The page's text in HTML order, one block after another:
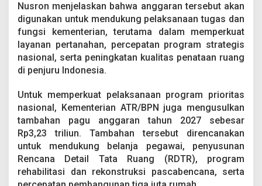
I
Nusron menjelaskan bahwa anggaran tersebut akan
digunakan untuk mendukung pelaksanaan tugas dan
fungsi kementerian, terutama dalam memperkuat
layanan pertanahan, percepatan program strategis
nasional, serta peningkatan kualitas penataan ruang
di penjuru Indonesia.
Untuk memperkuat pelaksanaan program prioritas
nasional, Kementerian ATR/BPN juga mengusulkan
tambahan pagu anggaran tahun 2027 sebesar
Rp3,23 triliun. Tambahan tersebut direncanakan
untuk mendukung belanja pegawai, penyusunan
Rencana Detail Tata Ruang (RDTR), program
rehabilitasi dan rekonstruksi pascabencana, serta